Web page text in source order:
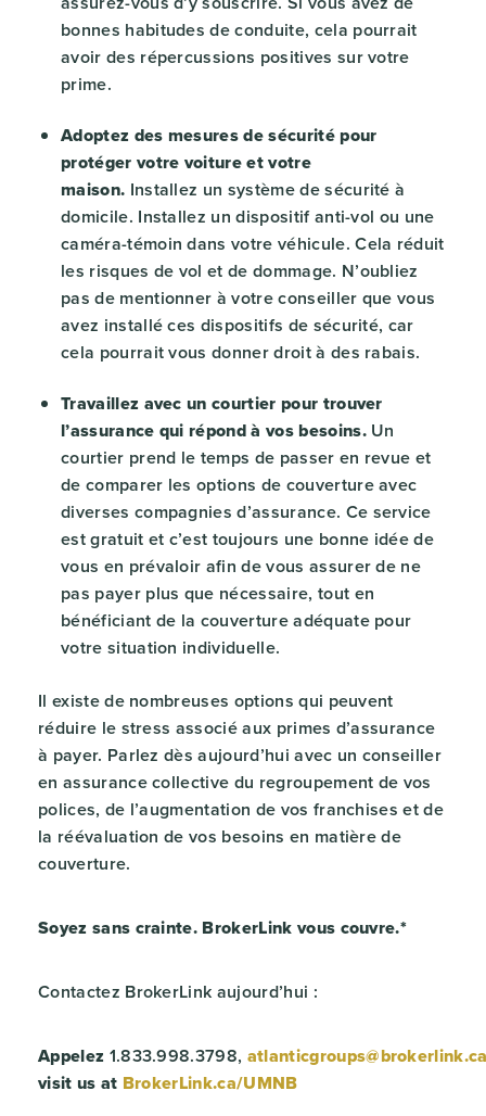
bonnes habitudes de conduite, cela pourrait
avoir des répercussions positives sur votre
prime.
Adoptez des mesures de sécurité pour
protéger votre voiture et votre
maison. Installez un système de sécurité à
domicile. Installez un dispositif anti-vol ou une
caméra-témoin dans votre véhicule. Cela réduit
les risques de vol et de dommage. N’oubliez
pas de mentionner à votre conseiller que vous
avez installé ces dispositifs de sécurité, car
cela pourrait vous donner droit à des rabais.
Travaillez avec un courtier pour trouver
l’assurance qui répond à vos besoins.Un
courtier prend le temps de passer en revue et
de comparer les options de couverture avec
diverses compagnies d’assurance. Ce service
est gratuit et c’est toujours une bonne idée de
vous en prévaloir afin de vous assurer de ne
pas payer plus que nécessaire, tout en
bénéficiant de la couverture adéquate pour
votre situation individuelle.
Il existe de nombreuses options qui peuvent
réduire le stress associé aux primes d’assurance
à payer. Parlez dès aujourd’hui avec un conseiller
en assurance collective du regroupement de vos
polices, de l’augmentation de vos franchises et de
la réévaluation de vos besoins en matière de
couverture.
Soyez sans crainte. BrokerLink vous couvre.*
Contactez BrokerLink aujourd’hui :
Appelez 1.833.998.3798,
visit us at BrokerLink.ca/UMNB